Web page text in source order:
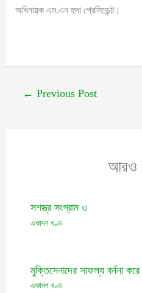
অধিনায়ক এম.এন হুদা প্রেসিডেন্ট।
← Previous Post
আরও
সশস্ত্র সংগ্রাম ৩
একাদশ খণ্ড
মুক্তিসেনাদের সাফল্য বর্ননা
একাদশ খণ্ড